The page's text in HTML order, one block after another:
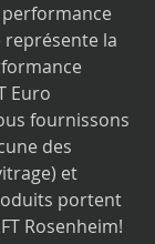
performance
représente la
Euro
fournissons
des
et
portent
Rosenheim!